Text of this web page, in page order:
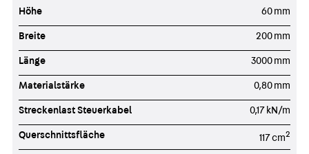
Höhe 60 mm
Breite 200 mm
Länge 3000 mm
Materialstärke 0,80 mm
Streckenlast Steuerkabel 0,17 kN/m
Querschnittsfläche 117 cm2